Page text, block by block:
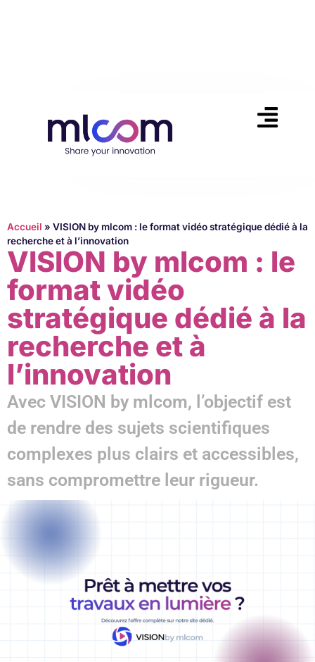
Accueil » VISION by mlcom : le format vidéo stratégique dédié à la
recherche et à l’innovation
VISION by mlcom : le
format vidéo
stratégique dédié à la
recherche et à
l’innovation
Avec VISION by mlcom, l’objectif est
de rendre des sujets scientifiques
complexes plus clairs et accessibles,
sans compromettre leur rigueur.